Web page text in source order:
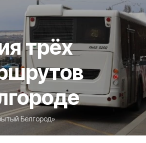
трёх
Белгород»